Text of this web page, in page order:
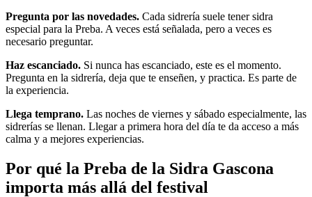
Pregunta por las novedades. Cada sidrería suele tener sidra
especial para la Preba. A veces está señalada, pero a veces es
necesario preguntar.
Haz escanciado. Si nunca has escanciado, este es el momento.
Pregunta en la sidrería, deja que te enseñen, y practica. Es parte de
la experiencia.
Llega temprano. Las noches de viernes y sábado especialmente, las
sidrerías se llenan. Llegar a primera hora del día te da acceso a más
calma y a mejores experiencias.
Por qué la Preba de la Sidra Gascona
importa más allá del festival